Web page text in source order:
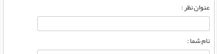
عنوان نظر :
نام شما :